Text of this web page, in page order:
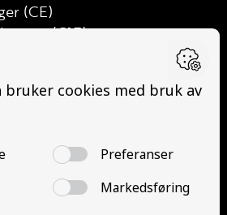
(CE)
(C1E)
(D1E)
(YDP – YSK)
(EYDG)
(EYDP)